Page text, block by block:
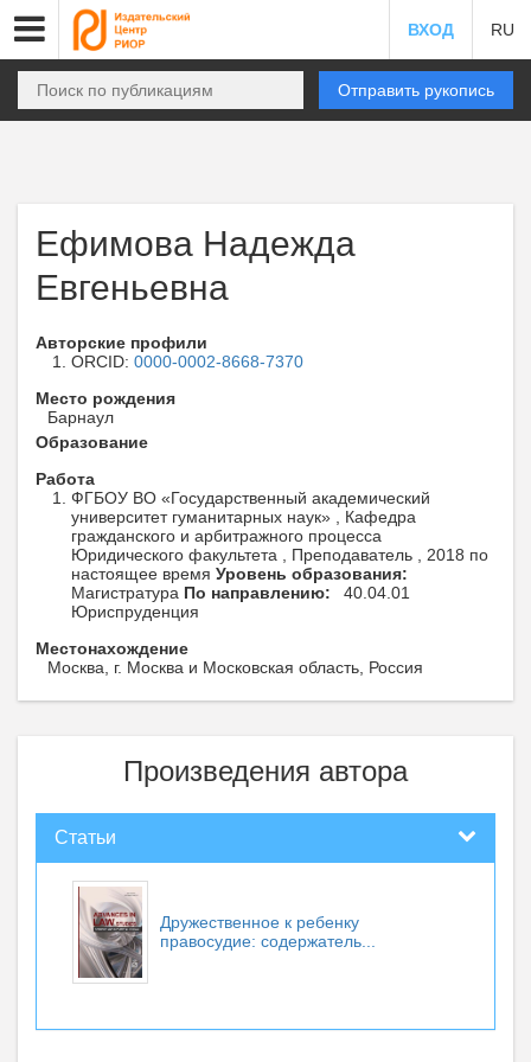
ВХОД RU
Отправить рукопись
Ефимова Надежда
Евгеньевна
Авторские профили
ORCID: 0000-0002-8668-7370
Место рождения
Барнаул
Образование
Работа
ФГБОУ ВО «Государственный академический
университет гуманитарных наук» , Кафедра
гражданского и арбитражного процесса
Юридического факультета , Преподаватель , 2018 по
настоящее время Уровень образования:
Магистратура По направлению:
40.04.01
Юриспруденция
Местонахождение
Москва, г. Москва и Московская область, Россия
Произведения автора
Статьи
Дружественное к ребенку
правосудие: содержатель...